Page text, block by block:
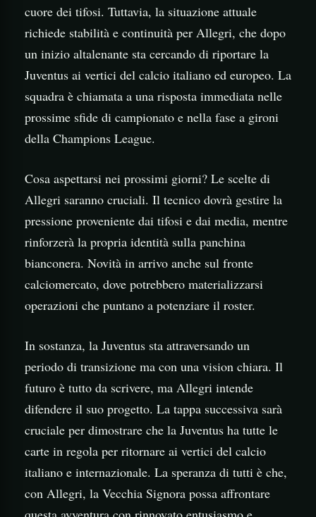
cuore dei tifosi. Tuttavia, la situazione attuale
richiede stabilità e continuità per Allegri, che dopo
un inizio altalenante sta cercando di riportare la
Juventus ai vertici del calcio italiano ed europeo. La
squadra è chiamata a una risposta immediata nelle
prossime sfide di campionato e nella fase a gironi
della Champions League.
Cosa aspettarsi nei prossimi giorni? Le scelte di
Allegri saranno cruciali. Il tecnico dovrà gestire la
pressione proveniente dai tifosi e dai media, mentre
rinforzerà la propria identità sulla panchina
bianconera. Novità in arrivo anche sul fronte
calciomercato, dove potrebbero materializzarsi
operazioni che puntano a potenziare il roster.
In sostanza, la Juventus sta attraversando un
periodo di transizione ma con una vision chiara. Il
futuro è tutto da scrivere, ma Allegri intende
difendere il suo progetto. La tappa successiva sarà
cruciale per dimostrare che la Juventus ha tutte le
carte in regola per ritornare ai vertici del calcio
italiano e internazionale. La speranza di tutti è che,
con Allegri, la Vecchia Signora possa affrontare